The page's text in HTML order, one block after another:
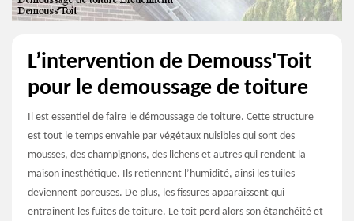
L’intervention de Demouss'Toit
pour le demoussage de toiture
Il est essentiel de faire le démoussage de toiture. Cette structure
est tout le temps envahie par végétaux nuisibles qui sont des
mousses, des champignons, des lichens et autres qui rendent la
maison inesthétique. Ils retiennent l’humidité, ainsi les tuiles
deviennent poreuses. De plus, les fissures apparaissent qui
entrainent les fuites de toiture. Le toit perd alors son étanchéité et